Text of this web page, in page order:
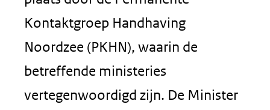
Kontaktgroep Handhaving
Noordzee (PKHN), waarin de
betreffende ministeries
vertegenwoordigd zijn. De Minister